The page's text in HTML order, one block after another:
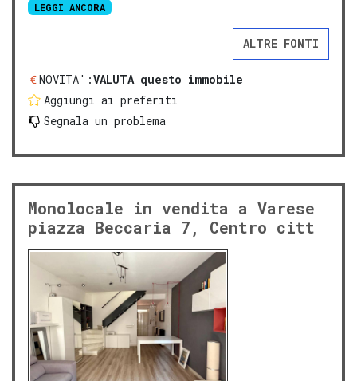
LEGGI ANCORA
ALTRE FONTI
NOVITA':VALUTA questo immobile
Aggiungi ai preferiti
Segnala un problema
Monolocale in vendita a Varese
piazza Beccaria 7, Centro citt